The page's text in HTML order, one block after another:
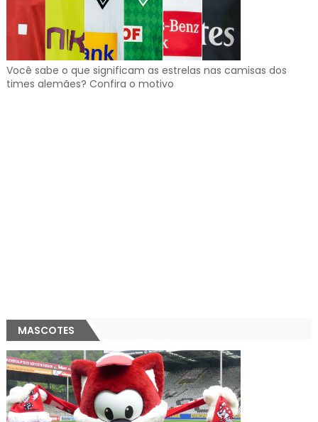
Você sabe o que significam as estrelas nas camisas dos
times alemães? Confira o motivo
MASCOTES